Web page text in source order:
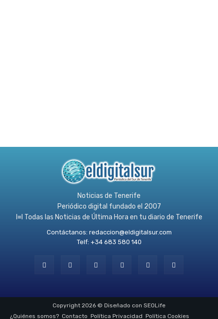
Noticias de Tenerife
Periódico digital fundado el 2007
l≡l Todas las Noticias de Última Hora en tu diario de Tenerife
Contáctanos: redaccion@eldigitalsur.com
Telf: +34 683 580 140
Copyright 2026 © Diseñado con SEOLife
¿Quiénes somos? Contacto Política Privacidad Política Cookies